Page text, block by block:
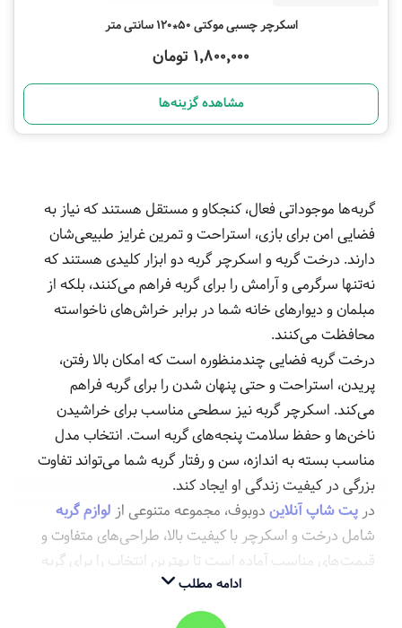
اسکرچر چسبی موکتی 50*120 سانتی متر
1,800,000 تومان
مشاهده گزینه‌ها
گربه‌ها موجوداتی فعال، کنجکاو و مستقل هستند که نیاز به
فضایی امن برای بازی، استراحت و تمرین غرایز طبیعی‌شان
دارند. درخت گربه و اسکرچر گربه دو ابزار کلیدی هستند که
نه‌تنها سرگرمی و آرامش را برای گربه فراهم می‌کنند، بلکه از
مبلمان و دیوارهای خانه شما در برابر خراش‌های ناخواسته
محافظت می‌کنند.
درخت گربه فضایی چندمنظوره است که امکان بالا رفتن،
پریدن، استراحت و حتی پنهان شدن را برای گربه فراهم
می‌کند. اسکرچر گربه نیز سطحی مناسب برای خراشیدن
ناخن‌ها و حفظ سلامت پنجه‌های گربه است. انتخاب مدل
مناسب بسته به اندازه، سن و رفتار گربه شما می‌تواند تفاوت
بزرگی در کیفیت زندگی او ایجاد کند.
در پت شاپ آنلایندوبوف، مجموعه متنوعی از لوازم گربه
شامل درخت و اسکرچر با کیفیت بالا، طراحی‌های متفاوت و
قیمت‌های مناسب آماده است تا بهترین انتخاب را برای گربه
ادامه مطلب